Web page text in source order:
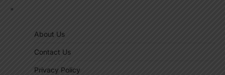
"
About Us
Contact Us
Privacy Policy